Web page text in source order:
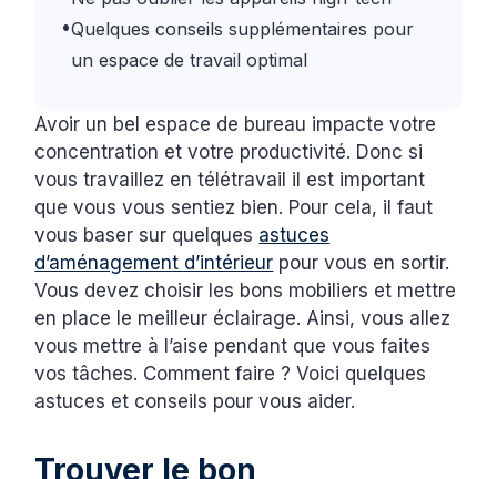
•Quelques conseils supplémentaires pour
un espace de travail optimal
Avoir un bel espace de bureau impacte votre
concentration et votre productivité. Donc si
vous travaillez en télétravail il est important
que vous vous sentiez bien. Pour cela, il faut
vous baser sur quelques astuces
d’aménagement d’intérieur pour vous en sortir.
Vous devez choisir les bons mobiliers et mettre
en place le meilleur éclairage. Ainsi, vous allez
vous mettre à l’aise pendant que vous faites
vos tâches. Comment faire ? Voici quelques
astuces et conseils pour vous aider.
Trouver le bon